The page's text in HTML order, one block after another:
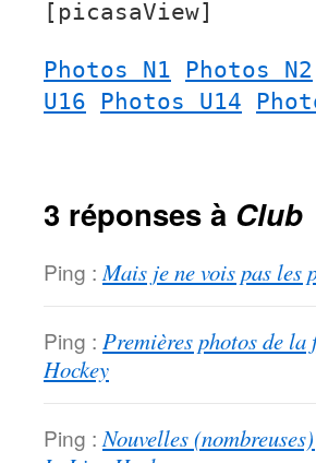
[picasaView]
Photos N1 Photos N2
U16
Photos U14
3 réponses à Club
Ping : Mais je ne vois pas
Ping : Premières photos de
Hockey
Ping : Nouvelles